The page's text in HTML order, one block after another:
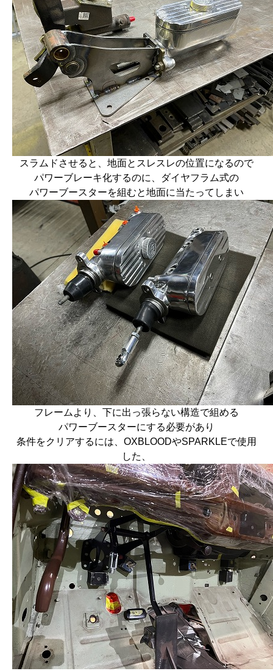
スラムドさせると、地面とスレスレの位置になるので
パワーブレーキ化するのに、ダイヤフラム式の
パワーブースターを組むと地面に当たってしまい
フレームより、下に出っ張らない構造で組める
パワーブースターにする必要があり
条件をクリアするには、OXBLOODやSPARKLEで使用
した、